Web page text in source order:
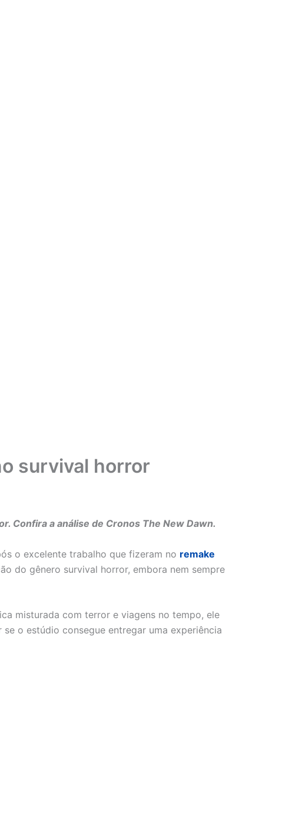
survival horror
Confira a análise de Cronos The New Dawn.
o excelente trabalho que fizeram no remake
do gênero survival horror, embora nem sempre
misturada com terror e viagens no tempo, ele
o estúdio consegue entregar uma experiência